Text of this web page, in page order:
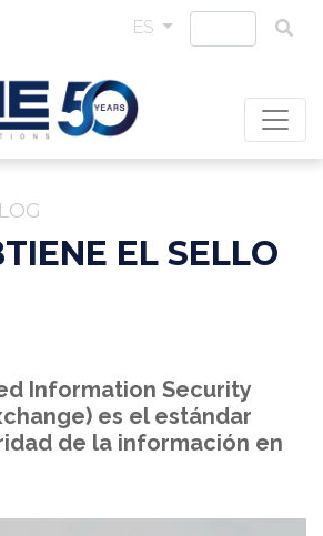
ES
EL SELLO
Information Security
es el estándar
de la información en